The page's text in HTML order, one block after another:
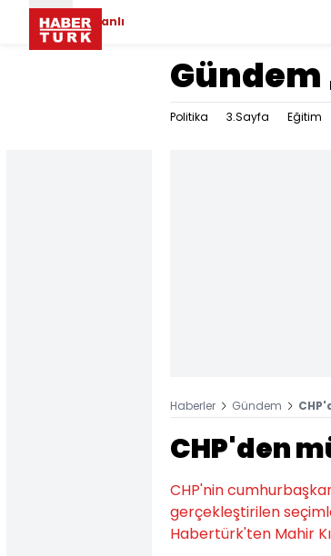
Canlı
Gündem
Politika 3.Sayfa Eğitim
Haberler Gündem
CHP'den
CHP'nin
gerçekleştirilen
Habertürk'ten Mahir